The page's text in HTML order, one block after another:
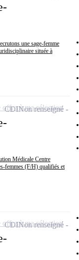
une sage-femme
située à
Médicale Centre
femmes (F/H) qualifiés et
CDINon renseigné
à ma sélection
CDINon renseigné
offre à ma sélection